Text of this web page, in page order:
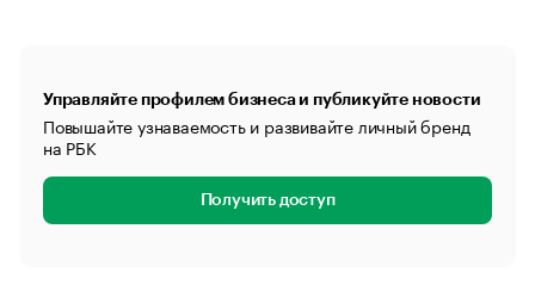
Управляйте профилем бизнеса и публикуйте новости
Повышайте узнаваемость и развивайте личный бренд
на РБК
Получить доступ